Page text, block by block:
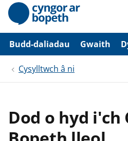
N
d
r
Budd-daliadau Gwaith
Cysylltwch â ni
Dod o hyd i'ch